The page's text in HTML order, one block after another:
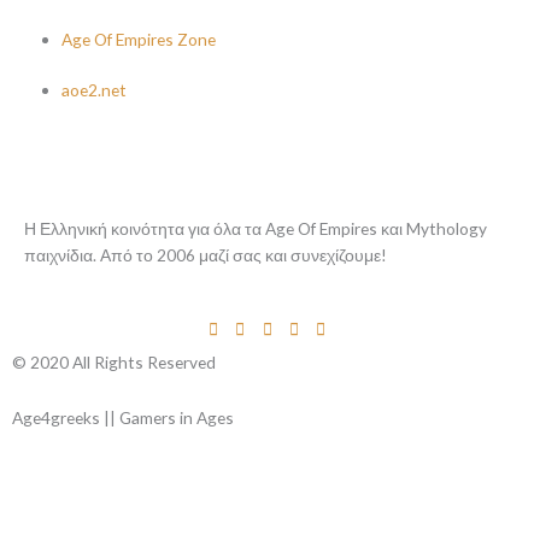
Age Of Empires Zone
aoe2.net
Η Ελληνική κοινότητα για όλα τα Age Of Empires και Mythology
παιχνίδια. Από το 2006 μαζί σας και συνεχίζουμε!
© 2020 All Rights Reserved
Age4greeks || Gamers in Ages